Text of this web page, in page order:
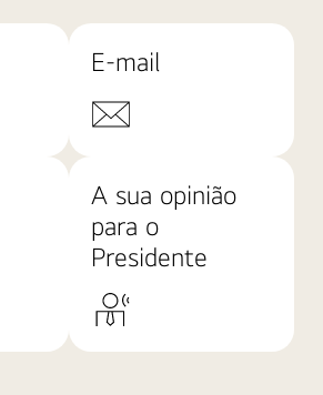
E-mail
A sua opinião
para o
Presidente